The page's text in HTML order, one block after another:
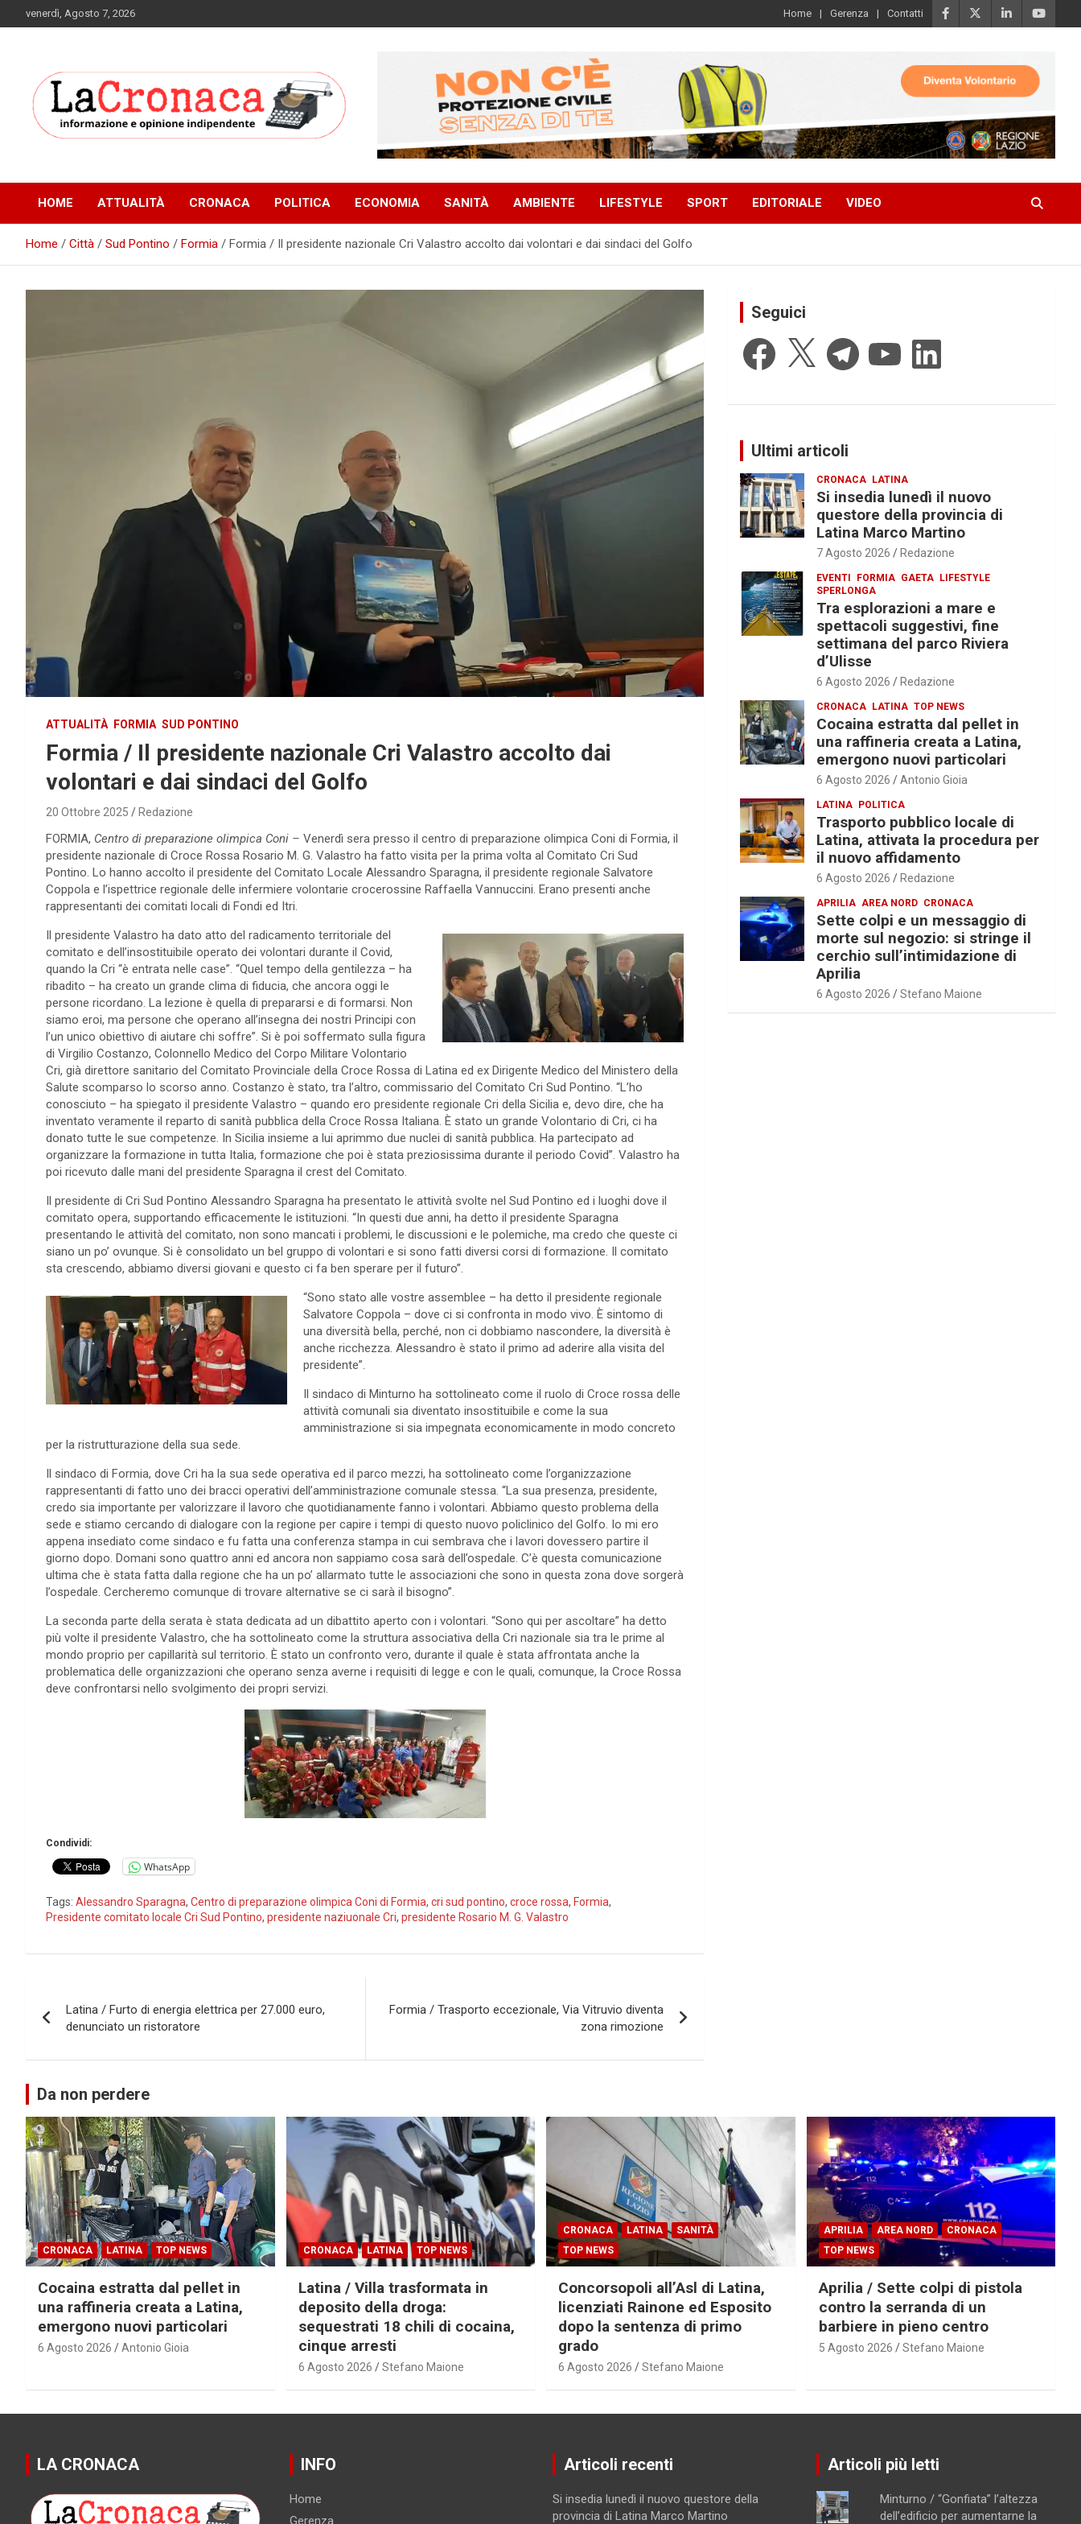
to
venerdì, Agosto 7, 2026 Home Gerenza Contatti
HOME ATTUALITÀ CRONACA POLITICA ECONOMIA SANITÀ AMBIENTE LIFESTYLE SPORT EDITORIALE VIDEO
Home Città Sud Pontino Formia Formia / Il presidente nazionale Cri Valastro accolto dai volontari e dai sindaci del Golfo
ATTUALITÀ FORMIA SUD PONTINO
Formia / Il presidente nazionale Cri Valastro accolto dai
volontari e dai sindaci del Golfo
20 Ottobre 2025 Redazione
FORMIA, Centro di preparazione olimpica Coni – Venerdì sera presso il centro di preparazione olimpica Coni di Formia, il
presidente nazionale di Croce Rossa Rosario M. G. Valastro ha fatto visita per la prima volta al Comitato Cri Sud
Pontino. Lo hanno accolto il presidente del Comitato Locale Alessandro Sparagna, il presidente regionale Salvatore
Coppola e l’ispettrice regionale delle infermiere volontarie crocerossine Raffaella Vannuccini. Erano presenti anche
rappresentanti dei comitati locali di Fondi ed Itri.
Il presidente Valastro ha dato atto del radicamento territoriale del
comitato e dell’insostituibile operato dei volontari durante il Covid,
quando la Cri “è entrata nelle case”. “Quel tempo della gentilezza – ha
ribadito – ha creato un grande clima di fiducia, che ancora oggi le
persone ricordano. La lezione è quella di prepararsi e di formarsi. Non
siamo eroi, ma persone che operano all’insegna dei nostri Principi con
l’un unico obiettivo di aiutare chi soffre”. Si è poi soffermato sulla figura
di Virgilio Costanzo, Colonnello Medico del Corpo Militare Volontario
Cri, già direttore sanitario del Comitato Provinciale della Croce Rossa di Latina ed ex Dirigente Medico del Ministero della
Salute scomparso lo scorso anno. Costanzo è stato, tra l’altro, commissario del Comitato Cri Sud Pontino. “L’ho
conosciuto – ha spiegato il presidente Valastro – quando ero presidente regionale Cri della Sicilia e, devo dire, che ha
inventato veramente il reparto di sanità pubblica della Croce Rossa Italiana. È stato un grande Volontario di Cri, ci ha
donato tutte le sue competenze. In Sicilia insieme a lui aprimmo due nuclei di sanità pubblica. Ha partecipato ad
organizzare la formazione in tutta Italia, formazione che poi è stata preziosissima durante il periodo Covid”. Valastro ha
poi ricevuto dalle mani del presidente Sparagna il crest del Comitato.
Il presidente di Cri Sud Pontino Alessandro Sparagna ha presentato le attività svolte nel Sud Pontino ed i luoghi dove il
comitato opera, supportando efficacemente le istituzioni. “In questi due anni, ha detto il presidente Sparagna
presentando le attività del comitato, non sono mancati i problemi, le discussioni e le polemiche, ma credo che queste ci
siano un po’ ovunque. Si è consolidato un bel gruppo di volontari e si sono fatti diversi corsi di formazione. Il comitato
sta crescendo, abbiamo diversi giovani e questo ci fa ben sperare per il futuro”.
“Sono stato alle vostre assemblee – ha detto il presidente regionale
Salvatore Coppola – dove ci si confronta in modo vivo. È sintomo di
una diversità bella, perché, non ci dobbiamo nascondere, la diversità è
anche ricchezza. Alessandro è stato il primo ad aderire alla visita del
presidente”.
Il sindaco di Minturno ha sottolineato come il ruolo di Croce rossa delle
attività comunali sia diventato insostituibile e come la sua
amministrazione si sia impegnata economicamente in modo concreto
per la ristrutturazione della sua sede.
Il sindaco di Formia, dove Cri ha la sua sede operativa ed il parco mezzi, ha sottolineato come l’organizzazione
rappresentanti di fatto uno dei bracci operativi dell’amministrazione comunale stessa. “La sua presenza, presidente,
credo sia importante per valorizzare il lavoro che quotidianamente fanno i volontari. Abbiamo questo problema della
sede e stiamo cercando di dialogare con la regione per capire i tempi di questo nuovo policlinico del Golfo. Io mi ero
appena insediato come sindaco e fu fatta una conferenza stampa in cui sembrava che i lavori dovessero partire il
giorno dopo. Domani sono quattro anni ed ancora non sappiamo cosa sarà dell’ospedale. C’è questa comunicazione
ultima che è stata fatta dalla regione che ha un po’ allarmato tutte le associazioni che sono in questa zona dove sorgerà
l’ospedale. Cercheremo comunque di trovare alternative se ci sarà il bisogno”.
La seconda parte della serata è stata dedicata ad un dibattito aperto con i volontari. “Sono qui per ascoltare” ha detto
più volte il presidente Valastro, che ha sottolineato come la struttura associativa della Cri nazionale sia tra le prime al
mondo proprio per capillarità sul territorio. È stato un confronto vero, durante il quale è stata affrontata anche la
problematica delle organizzazioni che operano senza averne i requisiti di legge e con le quali, comunque, la Croce Rossa
deve confrontarsi nello svolgimento dei propri servizi.
Condividi:
WhatsApp
Tags: Alessandro Sparagna, Centro di preparazione olimpica Coni di Formia, cri sud pontino, croce rossa, Formia,
Presidente comitato locale Cri Sud Pontino, presidente naziuonale Cri, presidente Rosario M. G. Valastro
articoli
Latina / Furto di energia elettrica per 27.000 euro,
denunciato un ristoratore
Formia / Trasporto eccezionale, Via Vitruvio diventa
zona rimozione
Seguici
Facebook
X TelegramYouTube LinkedIn
Ultimi articoli
CRONACA LATINA
Si insedia lunedì il nuovo
questore della provincia di
Latina Marco Martino
7 Agosto 2026 Redazione
EVENTI FORMIA GAETA LIFESTYLE
SPERLONGA
Tra esplorazioni a mare e
spettacoli suggestivi, fine
settimana del parco Riviera
d’Ulisse
6 Agosto 2026 Redazione
CRONACA LATINA TOP NEWS
Cocaina estratta dal pellet in
una raffineria creata a Latina,
emergono nuovi particolari
6 Agosto 2026 Antonio Gioia
LATINA POLITICA
Trasporto pubblico locale di
Latina, attivata la procedura per
il nuovo affidamento
6 Agosto 2026 Redazione
APRILIA AREA NORD CRONACA
Sette colpi e un messaggio di
morte sul negozio: si stringe il
cerchio sull’intimidazione di
Aprilia
6 Agosto 2026 Stefano Maione
Da non perdere
CRONACA LATINA TOP NEWS
Cocaina estratta dal pellet in
una raffineria creata a Latina,
emergono nuovi particolari
6 Agosto 2026 Antonio Gioia
CRONACA LATINA TOP NEWS
Latina / Villa trasformata in
deposito della droga:
sequestrati 18 chili di cocaina,
cinque arresti
6 Agosto 2026 Stefano Maione
CRONACA LATINA
SANITÀ
TOP NEWS
Concorsopoli all’Asl di Latina,
licenziati Rainone ed Esposito
dopo la sentenza di primo
grado
6 Agosto 2026 Stefano Maione
APRILIA AREA NORD
CRONACA
TOP NEWS
Aprilia / Sette colpi di pistola
contro la serranda di un
barbiere in pieno centro
5 Agosto 2026 Stefano Maione
LA CRONACA INFO
Home
Gerenza
Articoli recenti
Si insedia lunedì il nuovo questore della
provincia di Latina Marco Martino
Articoli più letti
Minturno / “Gonfiata” l’altezza
dell’edificio per aumentarne la